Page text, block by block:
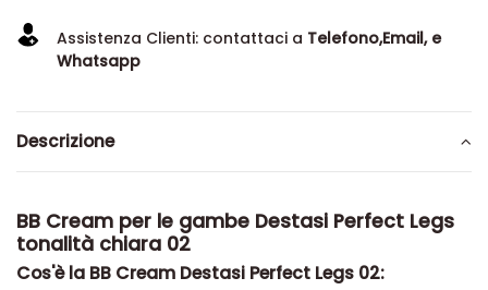
Assistenza Clienti: contattaci a Telefono,Email, e
Whatsapp
Descrizione
BB Cream per le gambe Destasi Perfect Legs
tonalità chiara 02
Cos'è la BB Cream Destasi Perfect Legs 02: